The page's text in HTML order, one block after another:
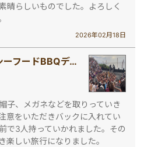
晴らしいものでした。よろしく
2026年02月18日
ジンバランビーチでのシーフードBBQディナープラン(ウルワツ寺院ケチャックダンス＆ディナー)
子、メガネなどを取りっていき
意をいただきバックに入れてい
で3人持っていかれました。その
楽しい旅行になりました。